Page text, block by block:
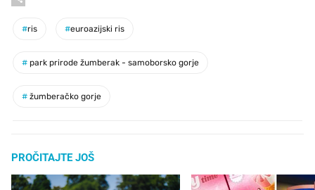
#ris #euroazijski ris
# park prirode žumberak - samoborsko gorje
# žumberačko gorje
PROČITAJTE JOŠ